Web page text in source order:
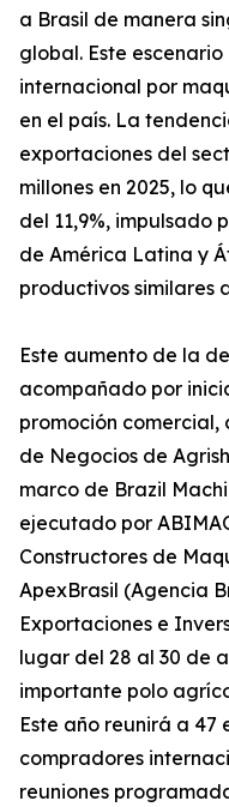
a Brasil de manera
global. Este
internacional por
en el país. La
exportaciones del
millones en 2025, lo
del 11,9%, impulsado
de América Latina y
productivos similares
Este aumento de la
acompañado por
promoción
de Negocios de
marco de Brazil
ejecutado por
Constructores de
ApexBrasil (Agencia
Exportaciones e
lugar del 28 al 30 de
importante polo
Este año reunirá a 47
compradores
reuniones